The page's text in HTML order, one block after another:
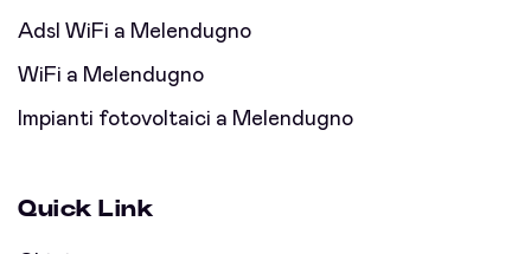
Adsl WiFi a Melendugno
WiFi a Melendugno
Impianti fotovoltaici a Melendugno
Quick Link